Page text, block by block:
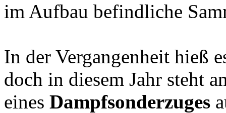
im Aufbau befindliche
In der Vergangenheit hieß
doch in diesem Jahr steht
eines Dampfsonderzuges